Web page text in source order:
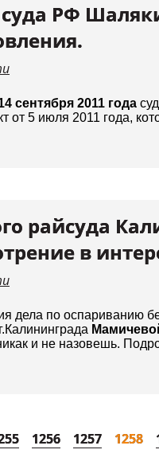
РФ
сентября 2011 года
от 5 июля 2011 года,
райсуда
в
дела по оспариванию
и не назовешь.
1256 1257 1258